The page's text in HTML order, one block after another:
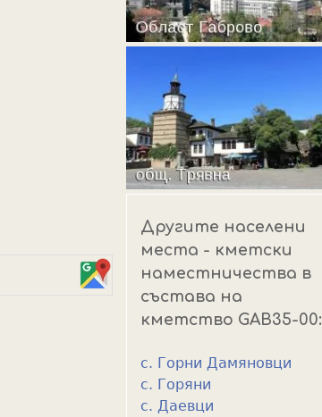
Другите населени
места - кметски
наместничества в
състава на
кметство GAB35-00:
с. Горни Дамяновци
с. Горяни
с. Даевци